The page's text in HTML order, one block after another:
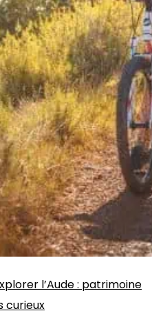
l’Aude : patrimoine
curieux